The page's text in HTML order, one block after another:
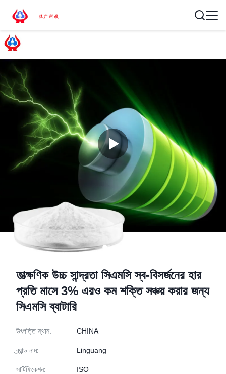
তাত্ক্ষণিক উচ্চ সান্দ্রতা সিএমসি স্ব-বিসর্জনের হার
প্রতি মাসে 3% এরও কম শক্তি সঞ্চয় করার জন্য
সিএমসি ব্যাটারি
উৎপত্তি স্থান: CHINA
ব্র্যান্ড নাম: Linguang
সার্টিফিকেশন: ISO